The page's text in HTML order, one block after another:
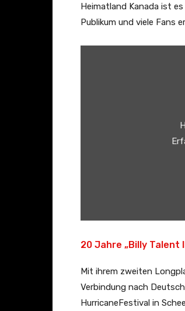
Heimatland Kanada ist
Publikum und viele Fans
–
e
d
F
20 Jahre „Billy
Mit ihrem zweiten
Verbindung nach
HurricaneFestival in